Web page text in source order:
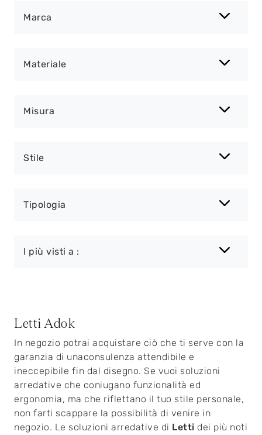
Marca
Materiale
Misura
Stile
Tipologia
I più visti a :
Letti Adok
In negozio potrai acquistare ciò che ti serve con la
garanzia di unaconsulenza attendibile e
ineccepibile fin dal disegno. Se vuoi soluzioni
arredative che coniugano funzionalità ed
ergonomia, ma che riflettano il tuo stile personale,
non farti scappare la possibilità di venire in
negozio. Le soluzioni arredative di Letti dei più noti